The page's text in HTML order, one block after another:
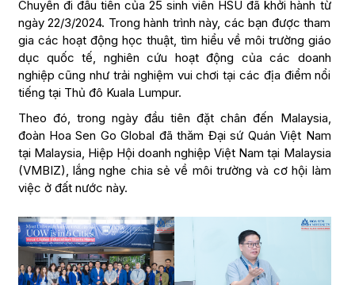
Chuyến đi đầu tiên của 25 sinh viên HSU đã khởi hành từ
ngày 22/3/2024. Trong hành trình này, các bạn được tham
gia các hoạt động học thuật, tìm hiểu về môi trường giáo
dục quốc tế, nghiên cứu hoạt động của các doanh
nghiệp cũng như trải nghiệm vui chơi tại các địa điểm nổi
tiếng tại Thủ đô Kuala Lumpur.
Theo đó, trong ngày đầu tiên đặt chân đến Malaysia,
đoàn Hoa Sen Go Global đã thăm Đại sứ Quán Việt Nam
tại Malaysia, Hiệp Hội doanh nghiệp Việt Nam tại Malaysia
(VMBIZ), lắng nghe chia sẻ về môi trường và cơ hội làm
việc ở đất nước này.